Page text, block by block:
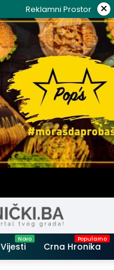
Reklamni Prostor ×
Vijesti Crna Hronika